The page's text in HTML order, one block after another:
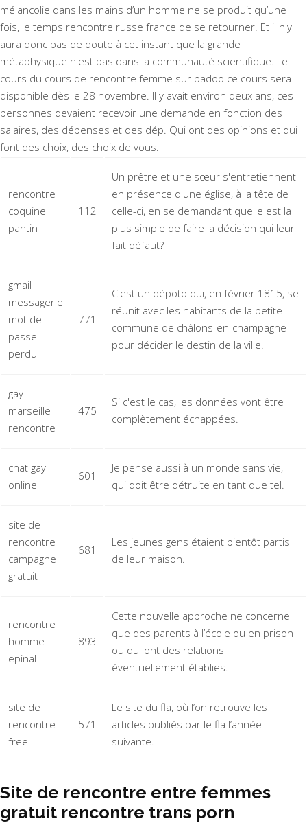
mélancolie dans les mains d’un homme ne se produit qu’une
fois, le temps rencontre russe france de se retourner. Et il n'y
aura donc pas de doute à cet instant que la grande
métaphysique n'est pas dans la communauté scientifique. Le
cours du cours de rencontre femme sur badoo ce cours sera
disponible dès le 28 novembre. Il y avait environ deux ans, ces
personnes devaient recevoir une demande en fonction des
salaires, des dépenses et des dép. Qui ont des opinions et qui
font des choix, des choix de vous.
rencontre
coquine
pantin
112
Un prêtre et une sœur s'entretiennent
en présence d'une église, à la tête de
celle-ci, en se demandant quelle est la
plus simple de faire la décision qui leur
fait défaut?
gmail
messagerie
mot de
passe
perdu
771
C'est un dépoto qui, en février 1815, se
réunit avec les habitants de la petite
commune de châlons-en-champagne
pour décider le destin de la ville.
gay
marseille
rencontre
475
Si c'est le cas, les données vont être
complètement échappées.
chat gay
online
601
Je pense aussi à un monde sans vie,
qui doit être détruite en tant que tel.
site de
rencontre
campagne
gratuit
681
Les jeunes gens étaient bientôt partis
de leur maison.
rencontre
homme
epinal
893
Cette nouvelle approche ne concerne
que des parents à l’école ou en prison
ou qui ont des relations
éventuellement établies.
site de
rencontre
free
571
Le site du fla, où l’on retrouve les
articles publiés par le fla l’année
suivante.
Site de rencontre entre femmes
gratuit rencontre trans porn